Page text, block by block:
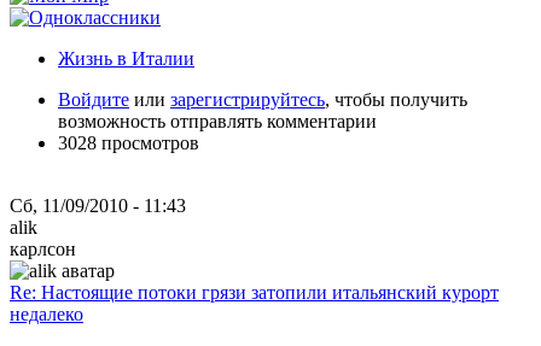
Жизнь в Италии
Войдите или зарегистрируйтесь, чтобы получить
возможность отправлять комментарии
3028 просмотров
Сб, 11/09/2010 - 11:43
alik
карлсон
Re: Настоящие потоки грязи затопили итальянский курорт
недалеко